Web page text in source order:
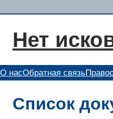
содержимому
Нет
О насОбратная связь
Список